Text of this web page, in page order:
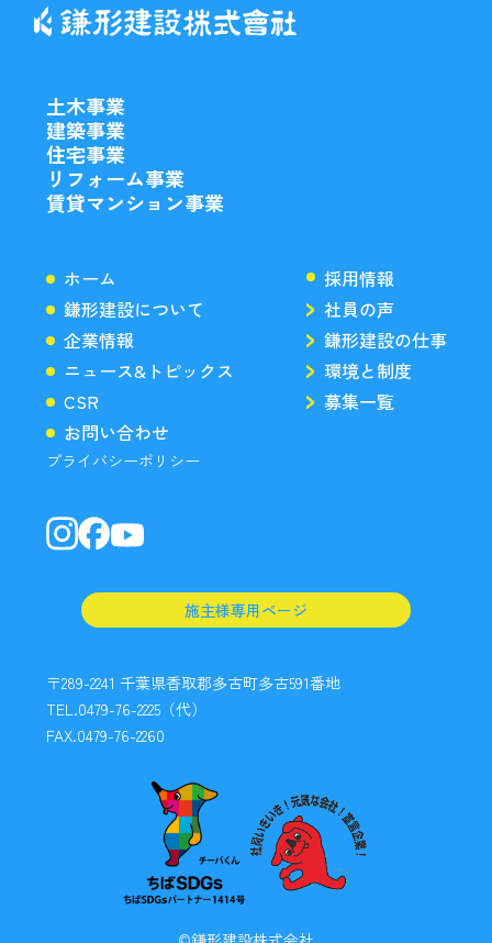
土木事業
建築事業
住宅事業
リフォーム事業
賃貸マンション事業
ホーム
鎌形建設について
企業情報
ニュース&トピックス
CSR
お問い合わせ
プライバシーポリシー
採用情報
社員の声
鎌形建設の仕事
環境と制度
募集一覧
施主様専用ページ
〒289-2241 千葉県香取郡多古町多古591番地
TEL.0479-76-2225（代）
FAX.0479-76-2260